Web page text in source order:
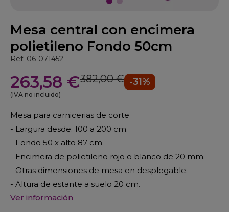
Mesa central con encimera
polietileno Fondo 50cm
Ref: 06-071452
263,58 €382,00 € -31%
(IVA no incluido)
Mesa para carnicerias de corte
- Largura desde: 100 a 200 cm.
- Fondo 50 x alto 87 cm.
- Encimera de polietileno rojo o blanco de 20 mm.
- Otras dimensiones de mesa en desplegable.
- Altura de estante a suelo 20 cm.
Ver información